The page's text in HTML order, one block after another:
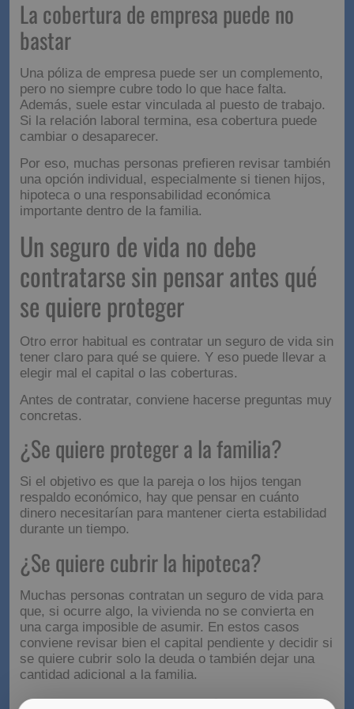
La cobertura de empresa puede no
bastar
Una póliza de empresa puede ser un complemento,
pero no siempre cubre todo lo que hace falta.
Además, suele estar vinculada al puesto de trabajo.
Si la relación laboral termina, esa cobertura puede
cambiar o desaparecer.
Por eso, muchas personas prefieren revisar también
una opción individual, especialmente si tienen hijos,
hipoteca o una responsabilidad económica
importante dentro de la familia.
Un seguro de vida no debe
contratarse sin pensar antes qué
se quiere proteger
Otro error habitual es contratar un seguro de vida sin
tener claro para qué se quiere. Y eso puede llevar a
elegir mal el capital o las coberturas.
Antes de contratar, conviene hacerse preguntas muy
concretas.
¿Se quiere proteger a la familia?
Si el objetivo es que la pareja o los hijos tengan
respaldo económico, hay que pensar en cuánto
dinero necesitarían para mantener cierta estabilidad
durante un tiempo.
¿Se quiere cubrir la hipoteca?
Muchas personas contratan un seguro de vida para
que, si ocurre algo, la vivienda no se convierta en
una carga imposible de asumir. En estos casos
conviene revisar bien el capital pendiente y decidir si
se quiere cubrir solo la deuda o también dejar una
cantidad adicional a la familia.